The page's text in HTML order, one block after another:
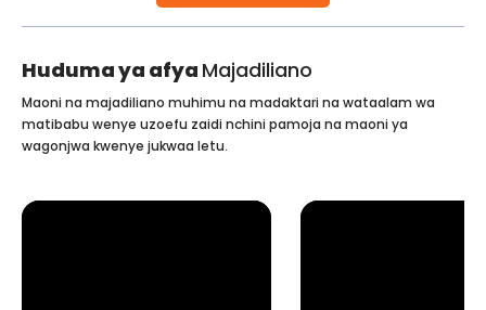
Huduma ya afya Majadiliano
Maoni na majadiliano muhimu na madaktari na wataalam wa
matibabu wenye uzoefu zaidi nchini pamoja na maoni ya
wagonjwa kwenye jukwaa letu.